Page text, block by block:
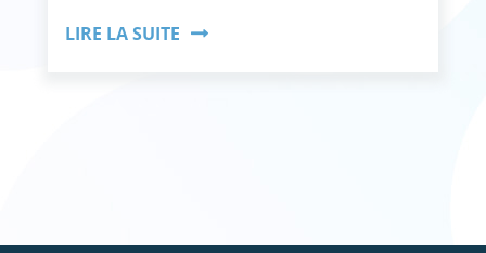
LIRE LA SUITE